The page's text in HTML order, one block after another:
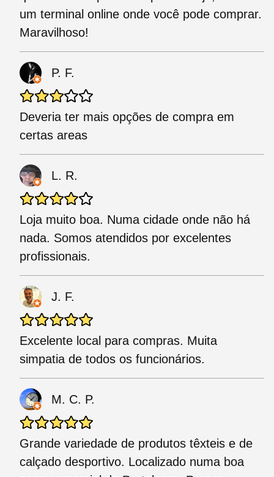
um terminal online onde você pode comprar.
Maravilhoso!
P. F.
Deveria ter mais opções de compra em
certas areas
L. R.
Loja muito boa. Numa cidade onde não há
nada. Somos atendidos por excelentes
profissionais.
J. F.
Excelente local para compras. Muita
simpatia de todos os funcionários.
M. C. P.
Grande variedade de produtos têxteis e de
calçado desportivo. Localizado numa boa